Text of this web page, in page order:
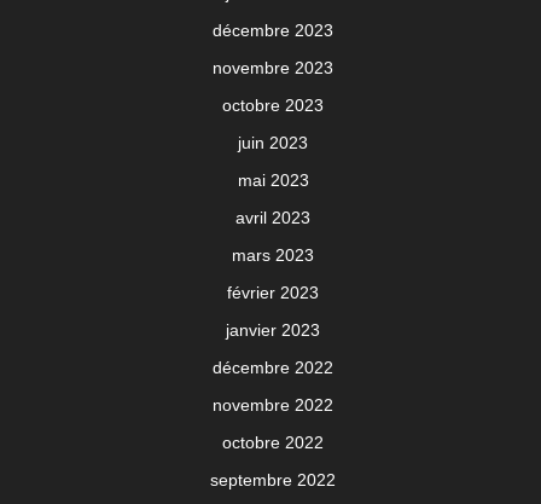
décembre 2023
novembre 2023
octobre 2023
juin 2023
mai 2023
avril 2023
mars 2023
février 2023
janvier 2023
décembre 2022
novembre 2022
octobre 2022
septembre 2022